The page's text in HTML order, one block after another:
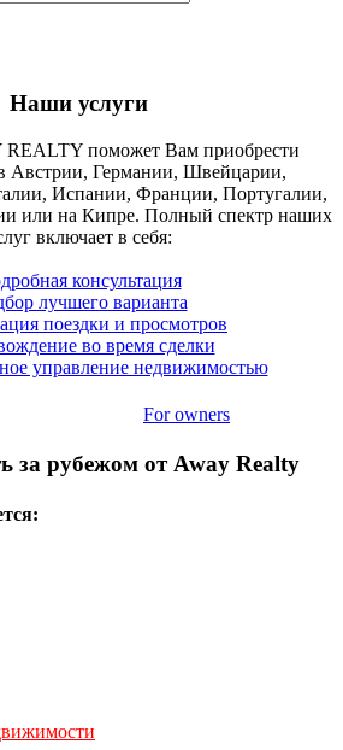
Наши услуги
поможет Вам приобрести
Австрии, Германии, Швейцарии,
Испании, Франции, Португалии,
или на Кипре. Полный спектр наших
включает в себя:
консультация
лучшего варианта
поездки и просмотров
во время сделки
управление недвижимостью
For owners
за рубежом от Away Realty